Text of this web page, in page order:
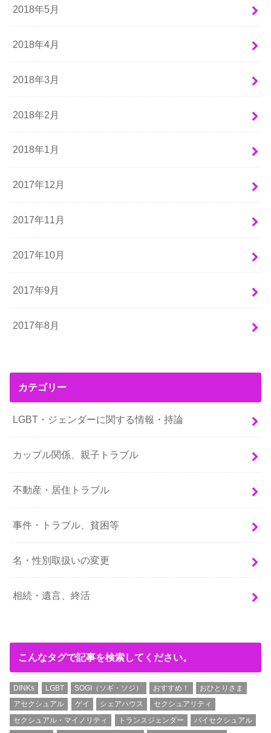
2018年5月
2018年4月
2018年3月
2018年2月
2018年1月
2017年12月
2017年11月
2017年10月
2017年9月
2017年8月
カテゴリー
LGBT・ジェンダーに関する情報・持論
カップル関係、親子トラブル
不動産・居住トラブル
事件・トラブル、貧困等
名・性別取扱いの変更
相続・遺言、終活
こんなタグで記事を検索してください。
DINKs LGBT SOGI（ソギ・ソジ） おすすめ！
おひとりさま
アセクシュアル
ゲイ シェアハウス
セクシュアリティ
セクシュアル・マイノリティ
トランスジェンダー
バイセクシュアル